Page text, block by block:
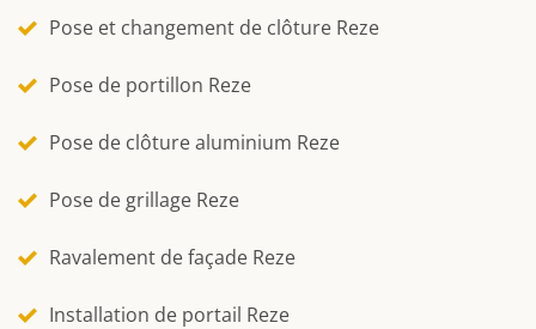
Pose et changement de clôture Reze
Pose de portillon Reze
Pose de clôture aluminium Reze
Pose de grillage Reze
Ravalement de façade Reze
Installation de portail Reze